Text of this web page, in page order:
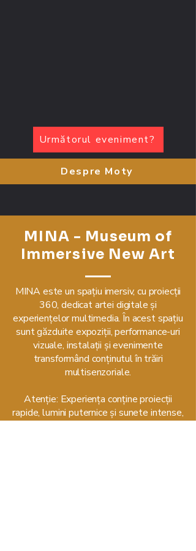
Următorul eveniment?
Despre Moty
MINA - Museum of
Immersive New Art
MINA este un spațiu imersiv, cu proiecții
360, dedicat artei digitale și
experiențelor multimedia. În acest spațiu
sunt găzduite expoziții, performance-uri
vizuale, instalații și evenimente
transformând conținutul în trăiri
multisenzoriale.
Atenție: Experiența conține proiecții
rapide, lumini puternice și sunete intense,